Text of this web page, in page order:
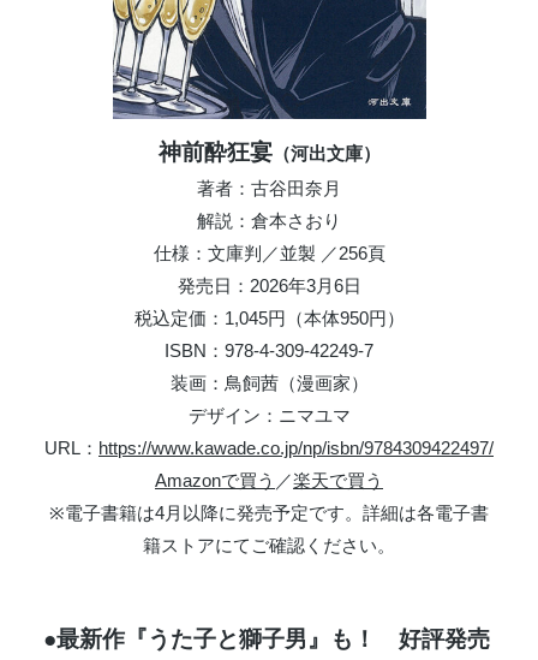
神前酔狂宴（河出文庫）
著者：古谷田奈月
解説：倉本さおり
仕様：文庫判／並製 ／256頁
発売日：2026年3月6日
税込定価：1,045円（本体950円）
ISBN：978-4-309-42249-7
装画：鳥飼茜（漫画家）
デザイン：ニマユマ
URL： https://www.kawade.co.jp/np/isbn/9784309422497/
Amazonで買う ／楽天で買う
※電子書籍は4月以降に発売予定です。詳細は各電子書
籍ストアにてご確認ください。
●最新作『うた子と獅子男』も！ 好評発売